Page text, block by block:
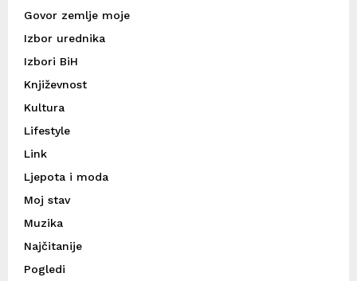
Govor zemlje moje
Izbor urednika
Izbori BiH
Književnost
Kultura
Lifestyle
Link
Ljepota i moda
Moj stav
Muzika
Najčitanije
Pogledi